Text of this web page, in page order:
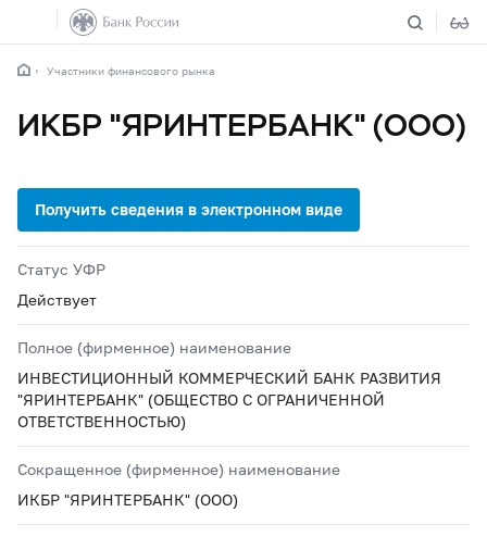
Участники финансового рынка
ИКБР "ЯРИНТЕРБАНК" (ООО)
Статус УФР
Действует
Полное (фирменное) наименование
ИНВЕСТИЦИОННЫЙ КОММЕРЧЕСКИЙ БАНК РАЗВИТИЯ
"ЯРИНТЕРБАНК" (ОБЩЕСТВО С ОГРАНИЧЕННОЙ
ОТВЕТСТВЕННОСТЬЮ)
Сокращенное (фирменное) наименование
ИКБР "ЯРИНТЕРБАНК" (ООО)